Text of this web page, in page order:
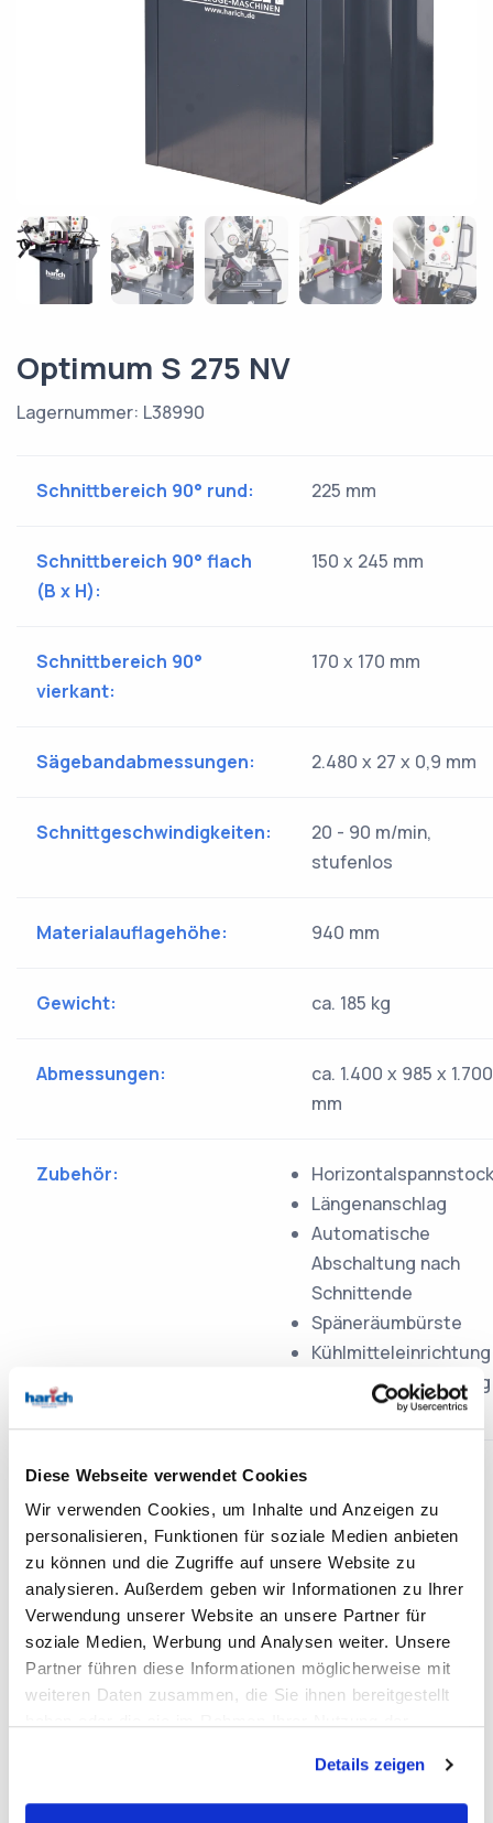
Diese Webseite verwendet Cookies
Wir verwenden Cookies, um Inhalte und Anzeigen zu
personalisieren, Funktionen für soziale Medien anbieten
zu können und die Zugriffe auf unsere Website zu
analysieren. Außerdem geben wir Informationen zu Ihrer
Verwendung unserer Website an unsere Partner für
soziale Medien, Werbung und Analysen weiter. Unsere
Partner führen diese Informationen möglicherweise mit
weiteren Daten zusammen, die Sie ihnen bereitgestellt
Details zeigen
Optimum S 275 NV
Lagernummer: L38990
Schnittbereich 90° rund: 225 mm
Schnittbereich 90° flach
(B x H):
150 x 245 mm
Schnittbereich 90°
vierkant:
170 x 170 mm
Sägebandabmessungen: 2.480 x 27 x 0,9 mm
Schnittgeschwindigkeiten:
20 - 90 m/min,
stufenlos
Materialauflagehöhe: 940 mm
Gewicht: ca. 185 kg
Abmessungen:
ca. 1.400 x 985 x 1.700
mm
Zubehör:
Horizontalspannstock
Längenanschlag
Automatische
Abschaltung nach
Schnittende
Späneräumbürste
Kühlmitteleinrichtung
Bedienungsanleitung
Jetzt Anfrage stellen
Weitere Informationen